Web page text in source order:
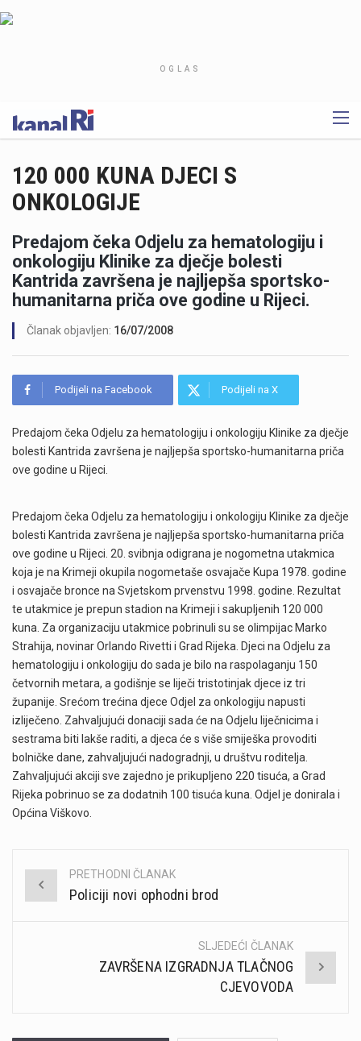
OGLAS
120 000 KUNA DJECI S
ONKOLOGIJE
Predajom čeka Odjelu za hematologiju i
onkologiju Klinike za dječje bolesti
Kantrida završena je najljepša sportsko-
humanitarna priča ove godine u Rijeci.
Članak objavljen: 16/07/2008
Podijeli na Facebook Podijeli na X
Predajom čeka Odjelu za hematologiju i onkologiju Klinike za dječje
bolesti Kantrida završena je najljepša sportsko-humanitarna priča
ove godine u Rijeci.
Predajom čeka Odjelu za hematologiju i onkologiju Klinike za dječje
bolesti Kantrida završena je najljepša sportsko-humanitarna priča
ove godine u Rijeci. 20. svibnja odigrana je nogometna utakmica
koja je na Krimeji okupila nogometaše osvajače Kupa 1978. godine
i osvajače bronce na Svjetskom prvenstvu 1998. godine. Rezultat
te utakmice je prepun stadion na Krimeji i sakupljenih 120 000
kuna. Za organizaciju utakmice pobrinuli su se olimpijac Marko
Strahija, novinar Orlando Rivetti i Grad Rijeka. Djeci na Odjelu za
hematologiju i onkologiju do sada je bilo na raspolaganju 150
četvornih metara, a godišnje se liječi tristotinjak djece iz tri
županije. Srećom trećina djece Odjel za onkologiju napusti
izliječeno. Zahvaljujući donaciji sada će na Odjelu liječnicima i
sestrama biti lakše raditi, a djeca će s više smiješka provoditi
bolničke dane, zahvaljujući nadogradnji, u društvu roditelja.
Zahvaljujući akciji sve zajedno je prikupljeno 220 tisuća, a Grad
Rijeka pobrinuo se za dodatnih 100 tisuća kuna. Odjel je donirala i
Općina Viškovo.
Post
navigation
PRETHODNI ČLANAK
Policiji novi ophodni brod
SLJEDEĆI ČLANAK
ZAVRŠENA IZGRADNJA TLAČNOG
CJEVOVODA